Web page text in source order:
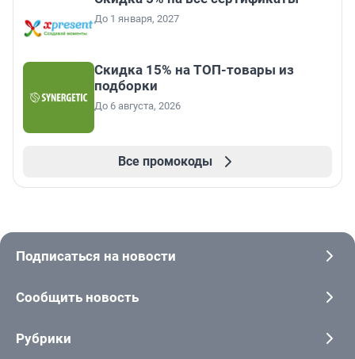
До 1 января, 2027
Скидка 15% на ТОП-товары из
подборки
До 6 августа, 2026
Все промокоды
Подписаться на новости
Сообщить новость
Рубрики